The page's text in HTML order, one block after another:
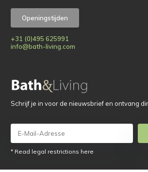
Openingstijden
+31 (0)495 625991
info@bath-living.com
Schrijf je in voor de nieuwsbrief en ontvang
* Read legal restrictions here